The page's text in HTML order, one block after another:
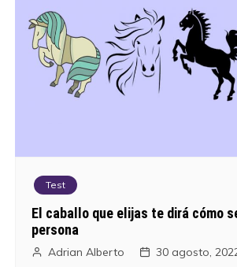
Test
El caballo que elijas te dirá cómo
persona
Adrian Alberto 30 agosto,